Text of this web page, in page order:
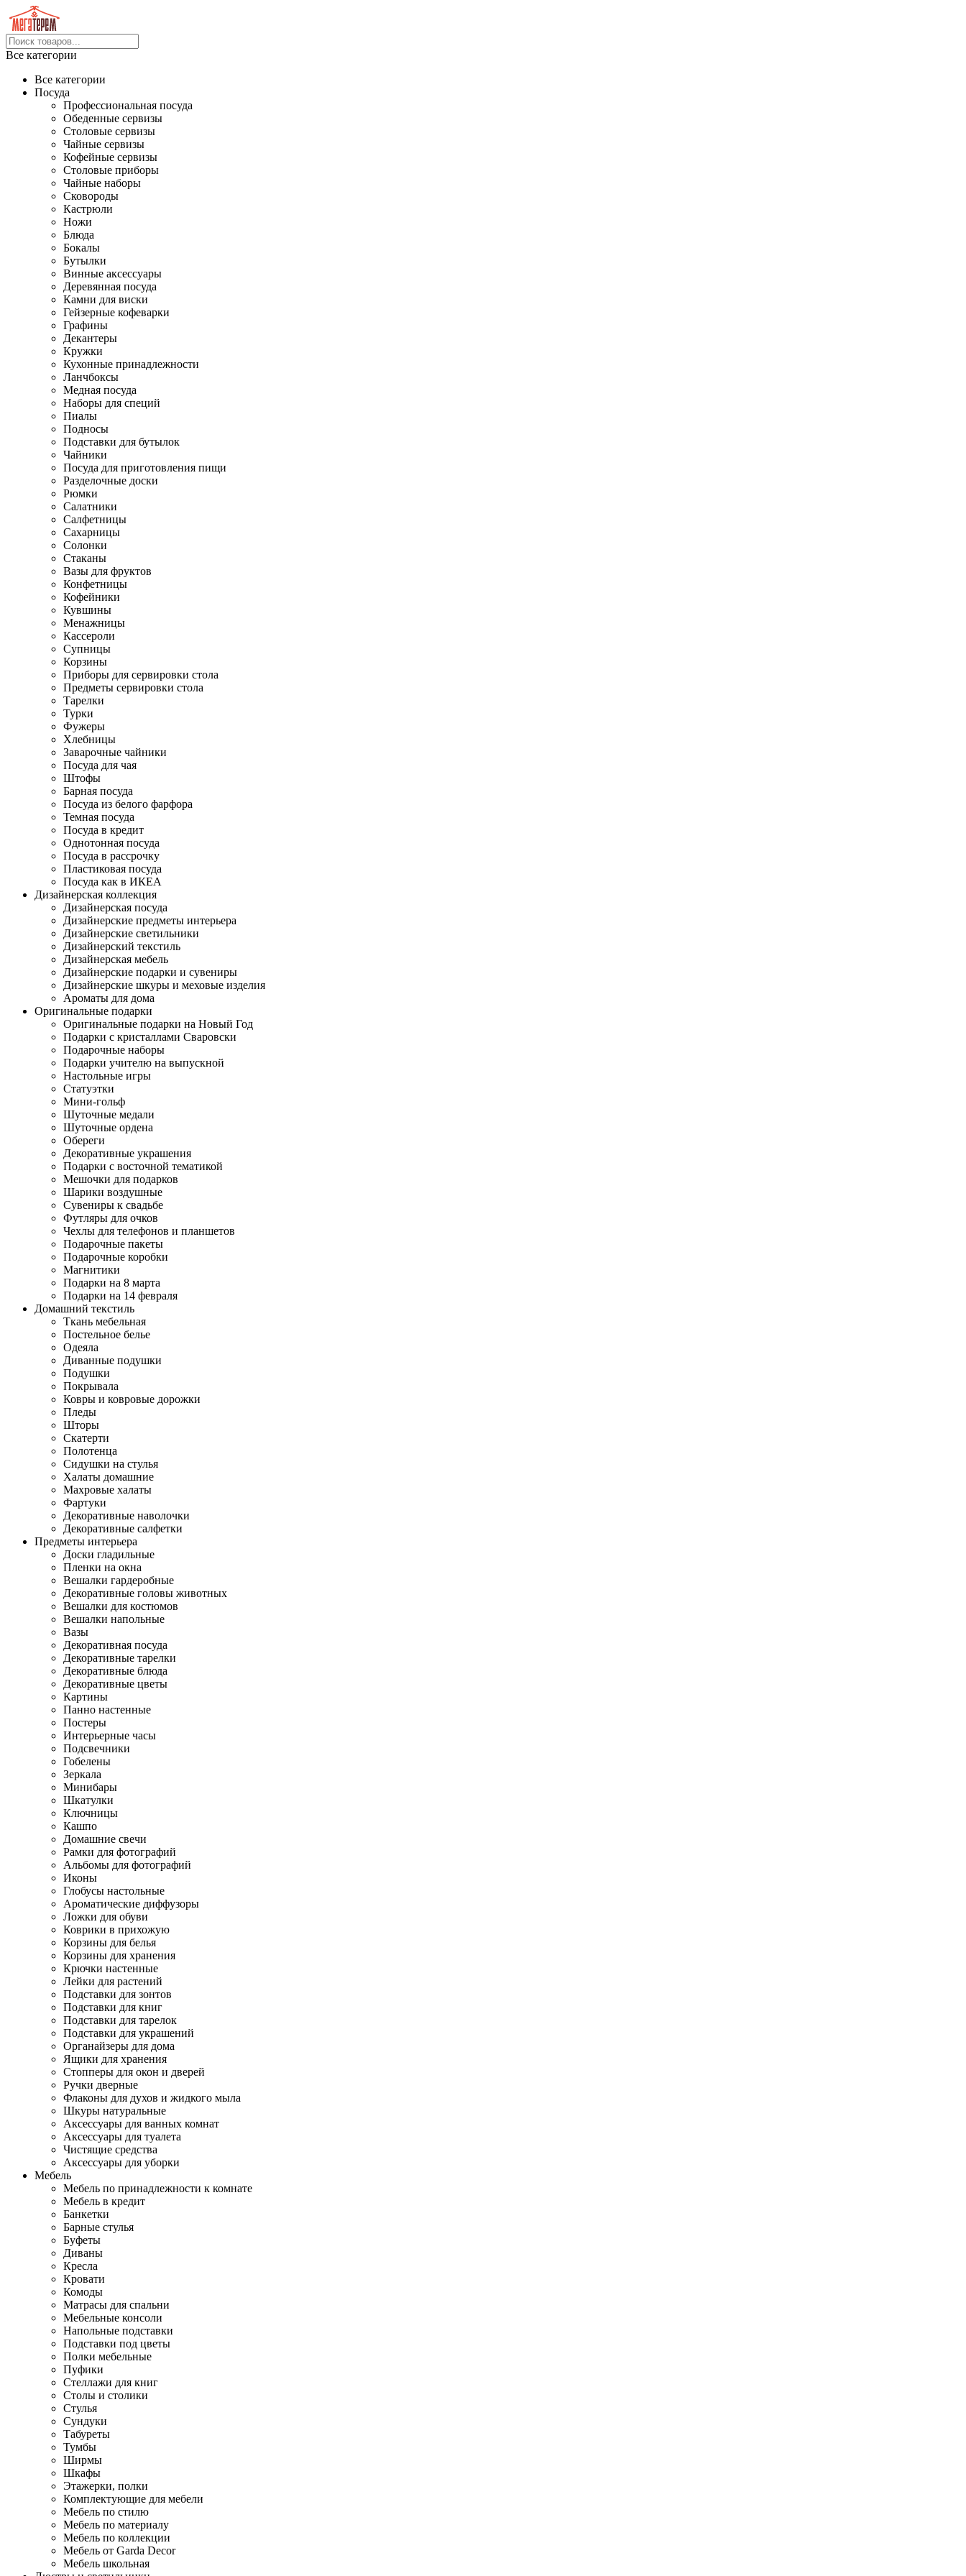
Все категории
Все категории
Посуда
Профессиональная посуда
Обеденные сервизы
Столовые сервизы
Чайные сервизы
Кофейные сервизы
Столовые приборы
Чайные наборы
Сковороды
Кастрюли
Ножи
Блюда
Бокалы
Бутылки
Винные аксессуары
Деревянная посуда
Камни для виски
Гейзерные кофеварки
Графины
Декантеры
Кружки
Кухонные принадлежности
Ланчбоксы
Медная посуда
Наборы для специй
Пиалы
Подносы
Подставки для бутылок
Чайники
Посуда для приготовления пищи
Разделочные доски
Рюмки
Салатники
Салфетницы
Сахарницы
Солонки
Стаканы
Вазы для фруктов
Конфетницы
Кофейники
Кувшины
Менажницы
Кассероли
Супницы
Корзины
Приборы для сервировки стола
Предметы сервировки стола
Тарелки
Турки
Фужеры
Хлебницы
Заварочные чайники
Посуда для чая
Штофы
Барная посуда
Посуда из белого фарфора
Темная посуда
Посуда в кредит
Однотонная посуда
Посуда в рассрочку
Пластиковая посуда
Посуда как в ИКЕА
Дизайнерская коллекция
Дизайнерская посуда
Дизайнерские предметы интерьера
Дизайнерские светильники
Дизайнерский текстиль
Дизайнерская мебель
Дизайнерские подарки и сувениры
Дизайнерские шкуры и меховые изделия
Ароматы для дома
Оригинальные подарки
Оригинальные подарки на Новый Год
Подарки с кристаллами Сваровски
Подарочные наборы
Подарки учителю на выпускной
Настольные игры
Статуэтки
Мини-гольф
Шуточные медали
Шуточные ордена
Обереги
Декоративные украшения
Подарки с восточной тематикой
Мешочки для подарков
Шарики воздушные
Сувениры к свадьбе
Футляры для очков
Чехлы для телефонов и планшетов
Подарочные пакеты
Подарочные коробки
Магнитики
Подарки на 8 марта
Подарки на 14 февраля
Домашний текстиль
Ткань мебельная
Постельное белье
Одеяла
Диванные подушки
Подушки
Покрывала
Ковры и ковровые дорожки
Пледы
Шторы
Скатерти
Полотенца
Сидушки на стулья
Халаты домашние
Махровые халаты
Фартуки
Декоративные наволочки
Декоративные салфетки
Предметы интерьера
Доски гладильные
Пленки на окна
Вешалки гардеробные
Декоративные головы животных
Вешалки для костюмов
Вешалки напольные
Вазы
Декоративная посуда
Декоративные тарелки
Декоративные блюда
Декоративные цветы
Картины
Панно настенные
Постеры
Интерьерные часы
Подсвечники
Гобелены
Зеркала
Минибары
Шкатулки
Ключницы
Кашпо
Домашние свечи
Рамки для фотографий
Альбомы для фотографий
Иконы
Глобусы настольные
Ароматические диффузоры
Ложки для обуви
Коврики в прихожую
Корзины для белья
Корзины для хранения
Крючки настенные
Лейки для растений
Подставки для зонтов
Подставки для книг
Подставки для тарелок
Подставки для украшений
Органайзеры для дома
Ящики для хранения
Стопперы для окон и дверей
Ручки дверные
Флаконы для духов и жидкого мыла
Шкуры натуральные
Аксессуары для ванных комнат
Аксессуары для туалета
Чистящие средства
Аксессуары для уборки
Мебель
Мебель по принадлежности к комнате
Мебель в кредит
Банкетки
Барные стулья
Буфеты
Диваны
Кресла
Кровати
Комоды
Матрасы для спальни
Мебельные консоли
Напольные подставки
Подставки под цветы
Полки мебельные
Пуфики
Стеллажи для книг
Столы и столики
Стулья
Сундуки
Табуреты
Тумбы
Ширмы
Шкафы
Этажерки, полки
Комплектующие для мебели
Мебель по стилю
Мебель по материалу
Мебель по коллекции
Мебель от Garda Decor
Мебель школьная